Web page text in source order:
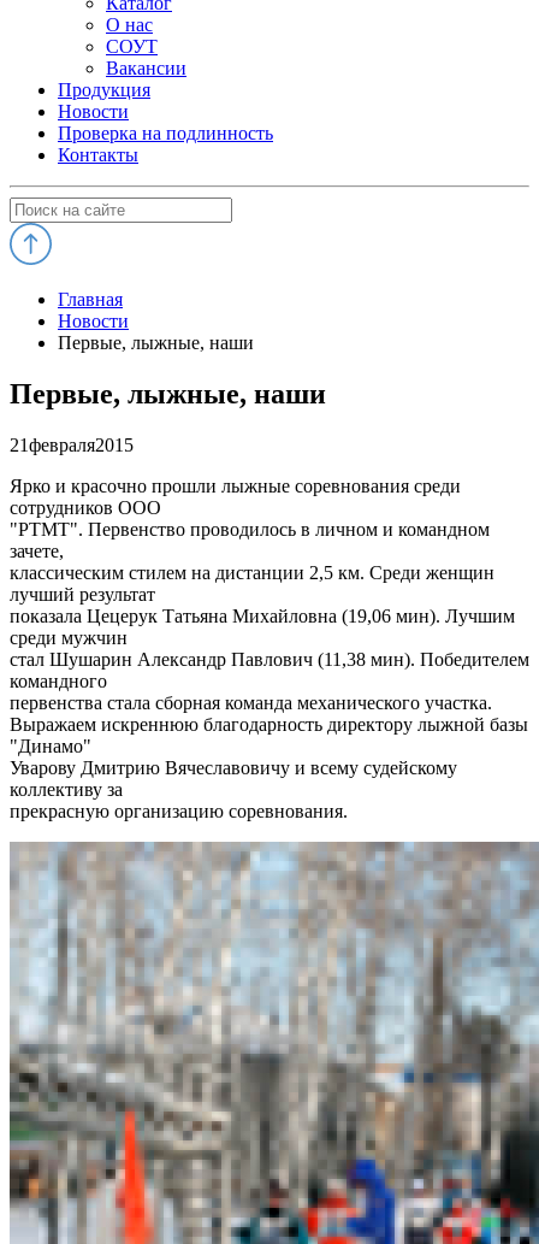
О нас
СОУТ
Вакансии
Продукция
Новости
Проверка на подлинность
Контакты
Главная
Новости
Первые, лыжные, наши
Первые, лыжные, наши
21февраля2015
Ярко и красочно прошли лыжные соревнования среди
сотрудников ООО
"РТМТ". Первенство проводилось в личном и командном
зачете,
классическим стилем на дистанции 2,5 км. Среди женщин
лучший результат
показала Цецерук Татьяна Михайловна (19,06 мин). Лучшим
среди мужчин
стал Шушарин Александр Павлович (11,38 мин). Победителем
командного
первенства стала сборная команда механического участка.
Выражаем искреннюю благодарность директору лыжной базы
"Динамо"
Уварову Дмитрию Вячеславовичу и всему судейскому
коллективу за
прекрасную организацию соревнования.